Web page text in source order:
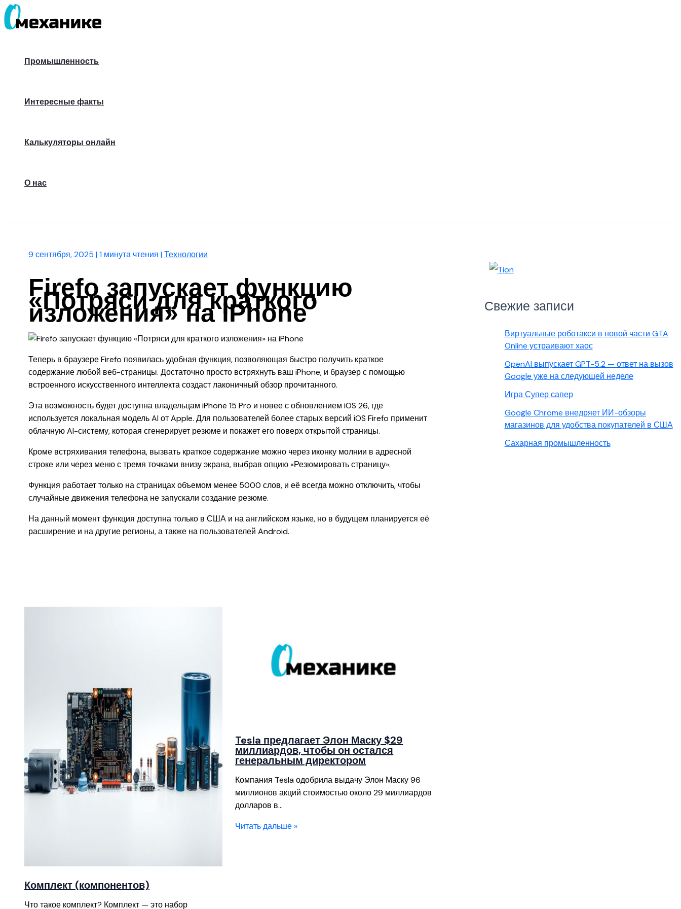
Перейти
к
Промышленность
Интересные факты
Калькуляторы онлайн
О нас
9 сентября, 2025 |1 минута чтения |Технологии
Firefo запускает функцию
«Потряси для краткого
изложения» на iPhone
Теперь в браузере Firefo появилась удобная функция, позволяющая быстро получить краткое
содержание любой веб-страницы. Достаточно просто встряхнуть ваш iPhone, и браузер с помощью
встроенного искусственного интеллекта создаст лаконичный обзор прочитанного.
Эта возможность будет доступна владельцам iPhone 15 Pro и новее с обновлением iOS 26, где
используется локальная модель AI от Apple. Для пользователей более старых версий iOS Firefo применит
облачную AI-систему, которая сгенерирует резюме и покажет его поверх открытой страницы.
Кроме встряхивания телефона, вызвать краткое содержание можно через иконку молнии в адресной
строке или через меню с тремя точками внизу экрана, выбрав опцию «Резюмировать страницу».
Функция работает только на страницах объемом менее 5000 слов, и её всегда можно отключить, чтобы
случайные движения телефона не запускали создание резюме.
На данный момент функция доступна только в США и на английском языке, но в будущем планируется её
расширение и на другие регионы, а также на пользователей Android.
Комплект (компонентов)
Что такое комплект? Комплект — это набор
Tesla предлагает Элон Маску $29
миллиардов, чтобы он остался
генеральным директором
Компания Tesla одобрила выдачу Элон Маску 96
миллионов акций стоимостью около 29 миллиардов
долларов в…
Читать дальше »
Свежие записи
Виртуальные роботакси в новой части GTA
Online устраивают хаос
OpenAI выпускает GPT-5.2 — ответ на вызов
Google уже на следующей неделе
Игра Супер сапер
Google Chrome внедряет ИИ-обзоры
магазинов для удобства покупателей в США
Сахарная промышленность